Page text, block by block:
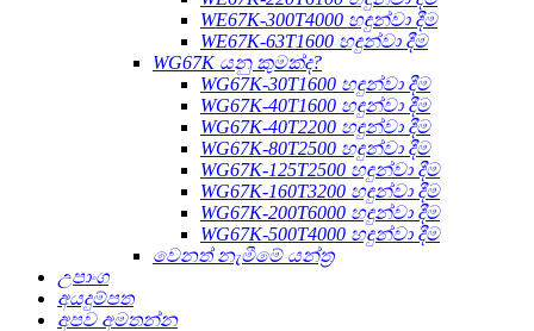
WE67K-300T4000 හඳුන්වා දීම
WE67K-63T1600 හඳුන්වා දීම
WG67K යනු කුමක්ද?
WG67K-30T1600 හඳුන්වා දීම
WG67K-40T1600 හඳුන්වා දීම
WG67K-40T2200 හඳුන්වා දීම
WG67K-80T2500 හඳුන්වා දීම
WG67K-125T2500 හඳුන්වා දීම
WG67K-160T3200 හඳුන්වා දීම
WG67K-200T6000 හඳුන්වා දීම
WG67K-500T4000 හඳුන්වා දීම
වෙනත් නැමීමේ යන්ත්‍ර
උපාංග
අයදුම්පත
අපව අමතන්න